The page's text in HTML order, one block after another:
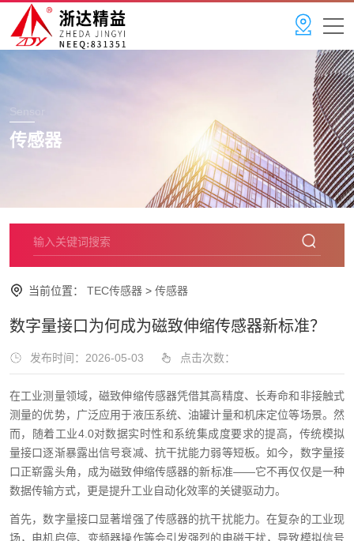
Sensor
传感器
当前位置： TEC传感器 > 传感器
数字量接口为何成为磁致伸缩传感器新标准？
发布时间：2026-05-03 点击次数：
在工业测量领域，磁致伸缩传感器凭借其高精度、长寿命和非接触式
测量的优势，广泛应用于液压系统、油罐计量和机床定位等场景。然
而，随着工业4.0对数据实时性和系统集成度要求的提高，传统模拟
量接口逐渐暴露出信号衰减、抗干扰能力弱等短板。如今，数字量接
口正崭露头角，成为磁致伸缩传感器的新标准——它不再仅仅是一种
数据传输方式，更是提升工业自动化效率的关键驱动力。
首先，数字量接口显著增强了传感器的抗干扰能力。在复杂的工业现
场，电机启停、变频器操作等会引发强烈的电磁干扰，导致模拟信号